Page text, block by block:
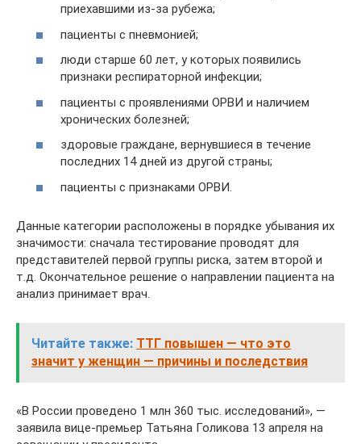
приехавшими из-за рубежа;
пациенты с пневмонией;
люди старше 60 лет, у которых появились
признаки респираторной инфекции;
пациенты с проявлениями ОРВИ и наличием
хронических болезней;
здоровые граждане, вернувшиеся в течение
последних 14 дней из другой страны;
пациенты с признаками ОРВИ.
Данные категории расположены в порядке убывания их
значимости: сначала тестирование проводят для
представителей первой группы риска, затем второй и
т.д. Окончательное решение о направлении пациента на
анализ принимает врач.
Читайте также: ТТГ повышен — что это
значит у женщин — причины и последствия
«В России проведено 1 млн 360 тыс. исследований», —
заявила вице-премьер Татьяна Голикова 13 апреля на